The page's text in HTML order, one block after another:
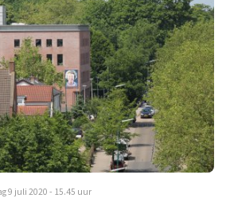
9 juli 2020 - 15.45 uur